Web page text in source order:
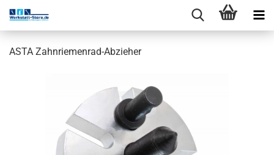
ASTA Zahnriemenrad-Abzieher